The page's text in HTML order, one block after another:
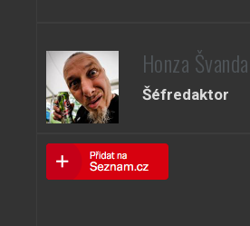
Honza Švanda
Šéfredaktor